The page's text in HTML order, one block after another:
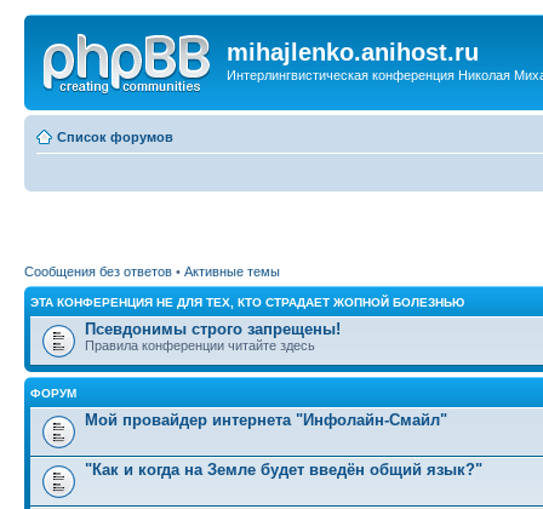
mihajlenko.anihost.ru
Интерлингвистическая конференция Николая
Список форумов
Сообщения без ответов • Активные темы
ЭТА КОНФЕРЕНЦИЯ НЕ ДЛЯ ТЕХ, КТО СТРАДАЕТ ЖОПНОЙ БОЛЕЗНЬЮ
Псевдонимы строго запрещены!
Правила конференции читайте здесь
ФОРУМ
Мой провайдер интернета "Инфолайн-Смайл"
"Как и когда на Земле будет введён общий язык?"